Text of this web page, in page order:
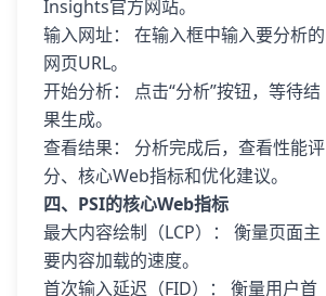
Insights官方网站。
输入网址： 在输入框中输入要分析的
网页URL。
开始分析： 点击“分析”按钮，等待结
果生成。
查看结果： 分析完成后，查看性能评
分、核心Web指标和优化建议。
四、PSI的核心Web指标
最大内容绘制（LCP）： 衡量页面主
要内容加载的速度。
首次输入延迟（FID）： 衡量用户首